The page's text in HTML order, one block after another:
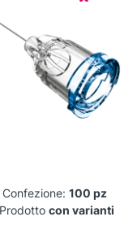
Confezione: 100 pz
Prodotto con varianti